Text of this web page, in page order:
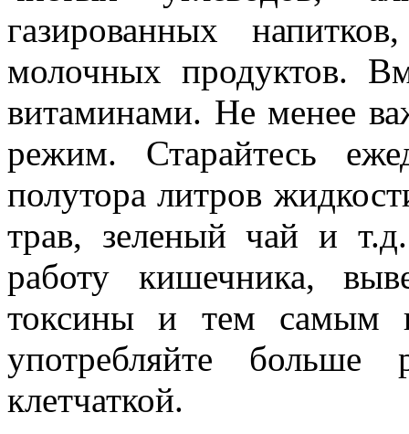
газированных
молочных продуктов.
витаминами. Не менее
режим. Старайтесь
полутора литров
трав, зеленый чай и
работу кишечника,
токсины и тем самым
употребляйте больше
клетчаткой.